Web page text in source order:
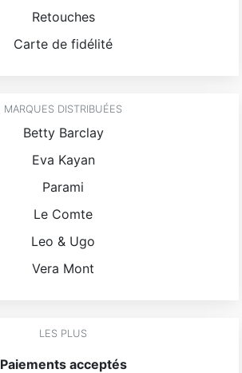
Retouches
Carte de fidélité
MARQUES DISTRIBUÉES
Betty Barclay
Eva Kayan
Parami
Le Comte
Leo & Ugo
Vera Mont
LES PLUS
Paiements acceptés